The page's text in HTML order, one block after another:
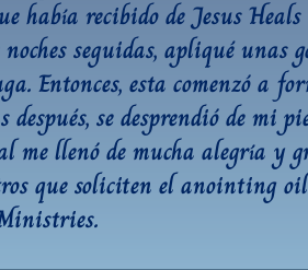
había recibido de Jesus Heals
seguidas, apliqué unas
Entonces, esta comenzó a
se desprendió de mi
me llenó de mucha alegría y
que soliciten el anointing oil